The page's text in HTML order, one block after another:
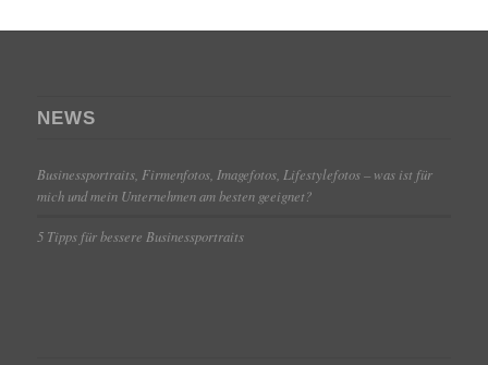
NEWS
Businessportraits, Firmenfotos, Imagefotos, Lifestylefotos – was ist für
mich und mein Unternehmen am besten geeignet?
5 Tipps für bessere Businessportraits